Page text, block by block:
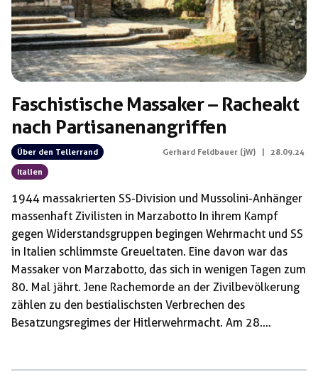
Faschistische Massaker – Racheakt
nach Partisanenangriffen
Über den Tellerrand
Italien
Gerhard Feldbauer (jW) 28.09.24
1944 massakrierten SS-Division und Mussolini-Anhänger
massenhaft Zivilisten in Marzabotto In ihrem Kampf
gegen Widerstandsgruppen begingen Wehrmacht und SS
in Italien schlimmste Greueltaten. Eine davon war das
Massaker von Marzabotto, das sich in wenigen Tagen zum
80. Mal jährt. Jene Rachemorde an der Zivilbevölkerung
zählen zu den bestialischsten Verbrechen des
Besatzungsregimes der Hitlerwehrmacht. Am 28.